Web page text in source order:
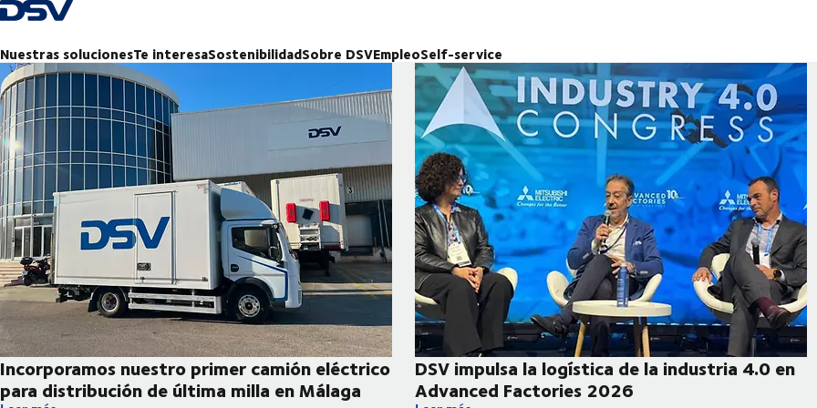
Volver a la página de inicio
Nuestras solucionesTe interesaSostenibilidadSobre DSVEmpleoSelf-service
Incorporamos nuestro primer camión eléctrico
para distribución de última milla en Málaga
DSV impulsa la logística de la industria 4.0 en
Advanced Factories 2026